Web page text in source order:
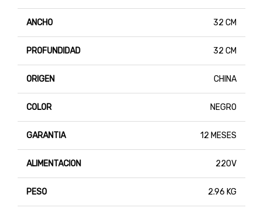
ANCHO 32 CM
PROFUNDIDAD 32 CM
ORIGEN CHINA
COLOR NEGRO
GARANTIA 12 MESES
ALIMENTACION 220V
PESO 2.96 KG